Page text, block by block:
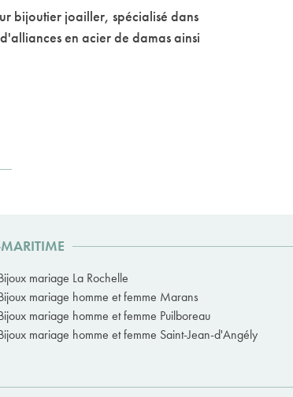
bijoutier joailler, spécialisé dans
en acier de damas ainsi
mariage La Rochelle
mariage homme et femme Marans
mariage homme et femme Puilboreau
mariage homme et femme Saint-Jean-d'Angély